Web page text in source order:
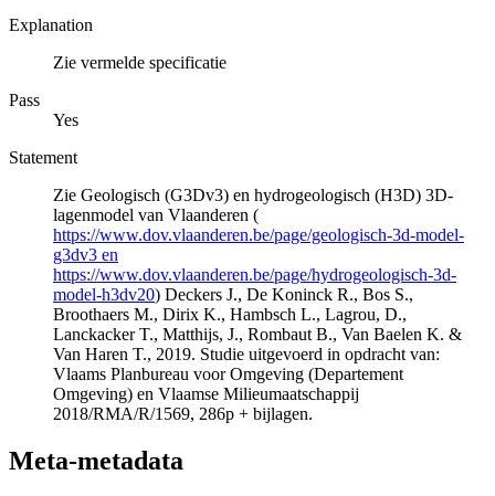
Explanation
Zie vermelde specificatie
Pass
Yes
Statement
Zie Geologisch (G3Dv3) en hydrogeologisch (H3D) 3D-
lagenmodel van Vlaanderen (
https://www.dov.vlaanderen.be/page/geologisch-3d-model-
g3dv3 en
https://www.dov.vlaanderen.be/page/hydrogeologisch-3d-
model-h3dv20) Deckers J., De Koninck R., Bos S.,
Broothaers M., Dirix K., Hambsch L., Lagrou, D.,
Lanckacker T., Matthijs, J., Rombaut B., Van Baelen K. &
Van Haren T., 2019. Studie uitgevoerd in opdracht van:
Vlaams Planbureau voor Omgeving (Departement
Omgeving) en Vlaamse Milieumaatschappij
2018/RMA/R/1569, 286p + bijlagen.
Meta-metadata